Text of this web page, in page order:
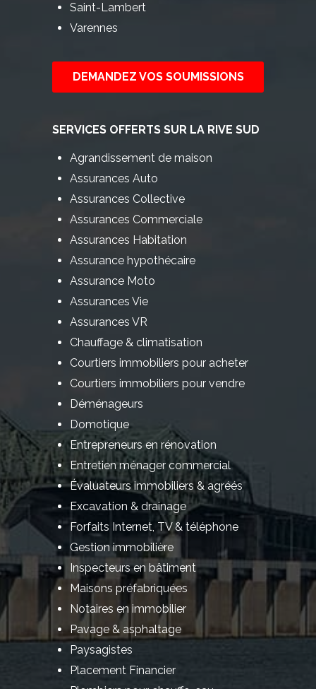
Saint-Lambert
Varennes
DEMANDEZ VOS SOUMISSIONS
SERVICES OFFERTS SUR LA RIVE SUD
Agrandissement de maison
Assurances Auto
Assurances Collective
Assurances Commerciale
Assurances Habitation
Assurance hypothécaire
Assurance Moto
Assurances Vie
Assurances VR
Chauffage & climatisation
Courtiers immobiliers pour acheter
Courtiers immobiliers pour vendre
Déménageurs
Domotique
Entrepreneurs en rénovation
Entretien ménager commercial
Évaluateurs immobiliers & agréés
Excavation & drainage
Forfaits Internet, TV & téléphone
Gestion immobilière
Inspecteurs en bâtiment
Maisons préfabriquées
Notaires en immobilier
Pavage & asphaltage
Paysagistes
Placement Financier